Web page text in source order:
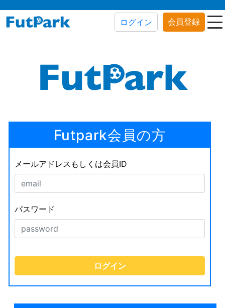
ログイン 会員登録
Futpark会員の方
メールアドレスもしくは会員ID
パスワード